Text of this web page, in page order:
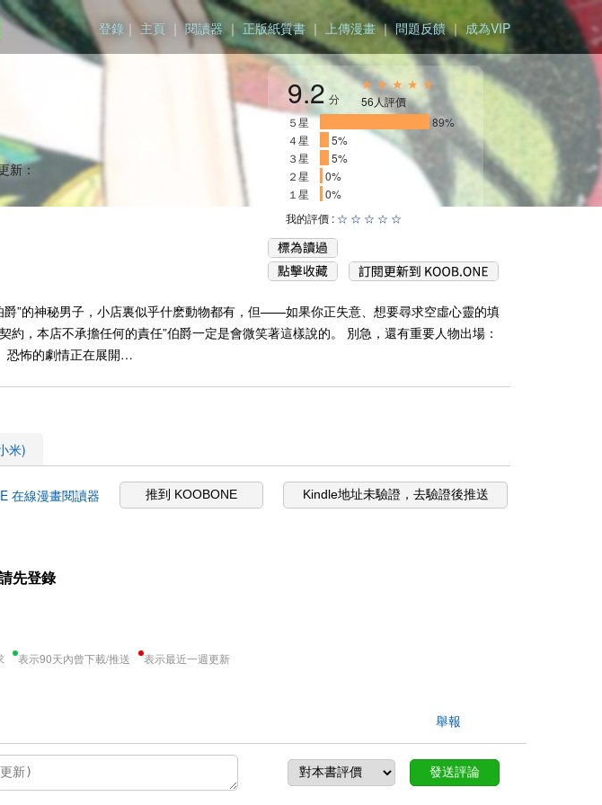
登錄 ｜主頁 ｜閱讀器｜ 正版紙質書 ｜ 上傳漫畫｜問題反饋｜ 成為VIP
新：
9.2 分
★ ★ ★ ★ ★
56人評價
５星
89%
４星
5%
３星
5%
２星
0%
１星
0%
我的評價 : ☆ ☆ ☆ ☆ ☆
”的神秘男子，小店裏似乎什麽動物都有，但——如果你正失意、想要尋求空虛心靈的填
，本店不承擔任何的責任”伯爵一定是會微笑著這樣說的。 別急，還有重要人物出場：
恐怖的劇情正在展開…
米)
在線漫畫閱讀器 推到 KOOBONE Kindle地址未驗證，去驗證後推送
先登錄
表示90天內曾下載/推送 表示最近一週更新
舉報
發送評論